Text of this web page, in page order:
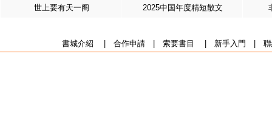
世上要有天一阁 2025中国年度精短散文
書城介紹 合作申請| 索要書目 新手入門